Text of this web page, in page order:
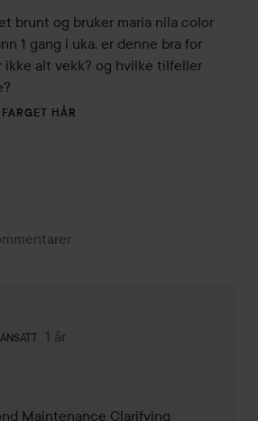
brunt og bruker maria nila color
1 gang i uka. er denne bra for
ikke alt vekk? og hvilke tilfeller
HÅR
rolle: Tidligere ansatt.
1 år
Kommentaren lades 1 år
Maintenance Clarifying